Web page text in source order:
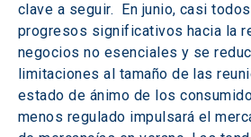
clave a seguir.  En junio, casi
progresos significativos hacia la
negocios no esenciales y se
limitaciones al tamaño de las
estado de ánimo de los
menos regulado impulsará el